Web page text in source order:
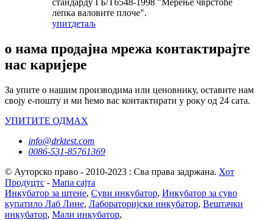
лепка валовите плоче".
упитдетаљ
о нама продајна мрежа контактирајте
нас каријере
За упите о нашим производима или ценовнику, оставите нам
своју е-пошту и ми ћемо вас контактирати у року од 24 сата.
УПИТИТЕ ОДМАХ
info@drktest.com
0086-531-85761369
© Ауторско право - 2010-2023 : Сва права задржана. Хот
Продуцтс - Мапа сајта
Инкубатор за штене, Суви инкубатор, Инкубатор за суво
купатило Лаб Лине, Лабораторијски инкубатор, Вештачки
инкубатор, Мали инкубатор,